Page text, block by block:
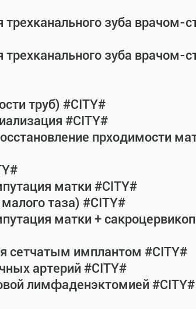
трехканального зуба врачом-
трехканального зуба врачом-
труб) #CITY#
#CITY#
прходимости
матки #CITY#
таза) #CITY#
матки +
сетчатым имплантом #CITY#
артерий #CITY#
лимфаденэктомией #CITY#